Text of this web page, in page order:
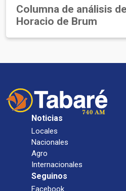
Columna de análisis
Horacio de Brum
Noticias
Locales
Nacionales
Agro
Internacionales
Seguinos
Facebook